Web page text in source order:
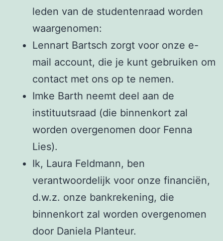
leden van de studentenraad worden
waargenomen:
Lennart Bartsch zorgt voor onze e-
mail account, die je kunt gebruiken om
contact met ons op te nemen.
Imke Barth neemt deel aan de
instituutsraad (die binnenkort zal
worden overgenomen door Fenna
Lies).
Ik, Laura Feldmann, ben
verantwoordelijk voor onze financiën,
d.w.z. onze bankrekening, die
binnenkort zal worden overgenomen
door Daniela Planteur.